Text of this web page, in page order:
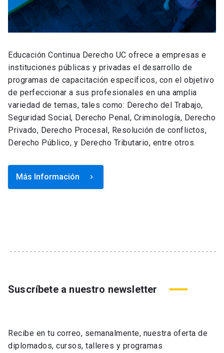
Educación Continua Derecho UC ofrece a empresas e
instituciones públicas y privadas el desarrollo de
programas de capacitación específicos, con el objetivo
de perfeccionar a sus profesionales en una amplia
variedad de temas, tales como: Derecho del Trabajo,
Seguridad Social, Derecho Penal, Criminología, Derecho
Privado, Derecho Procesal, Resolución de conflictos,
Derecho Público, y Derecho Tributario, entre otros.
Más Información keyboard_arrow_right
Suscríbete a nuestro newsletter
Recibe en tu correo, semanalmente, nuestra oferta de
diplomados, cursos, talleres y programas